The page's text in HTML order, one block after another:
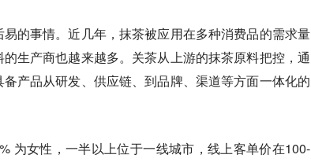
易的事情。近几年，抹茶被应用在多种消费品的需求量
生产商也越来越多。关茶从上游的抹茶原料把控，通
产品从研发、供应链、到品牌、渠道等方面一体化的
为女性，一半以上位于一线城市，线上客单价在100-